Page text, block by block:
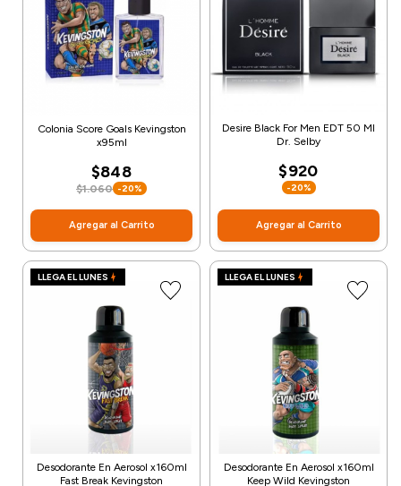
Colonia Score Goals Kevingston
x95ml
$848
$1.060 -20%
Agregar al Carrito
Desire Black For Men EDT 50 Ml
Dr. Selby
$920
-20%
Agregar al Carrito
LLEGA EL LUNES
Desodorante En Aerosol x160ml
Fast Break Kevingston
LLEGA EL LUNES
Desodorante En Aerosol x160ml
Keep Wild Kevingston